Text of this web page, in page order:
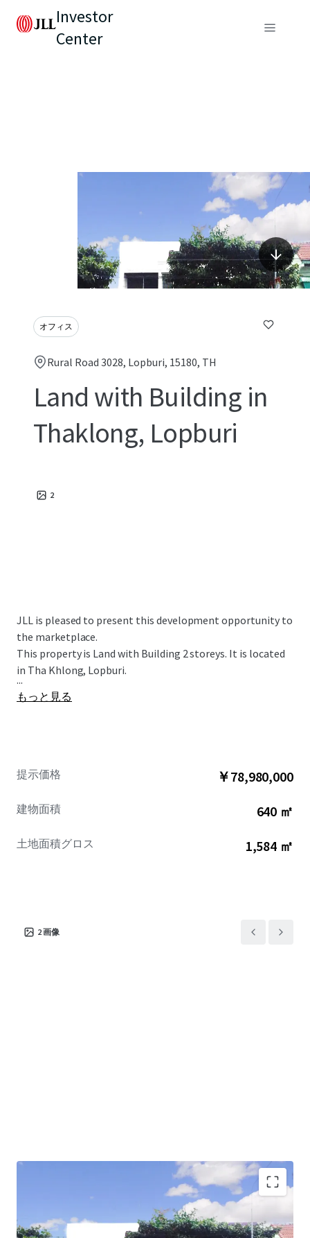
Investor
Center
オフィス
Rural Road 3028, Lopburi, 15180, TH
Land with Building in
Thaklong, Lopburi
2
JLL is pleased to present this development opportunity to
the marketplace.
This property is Land with Building 2 storeys. It is located
in Tha Khlong, Lopburi.
...
もっと見る
提示価格 ￥78,980,000
建物面積 640 ㎡
土地面積グロス 1,584 ㎡
2画像
Land Area : 396 sq.wah or 1,584 sq.m.